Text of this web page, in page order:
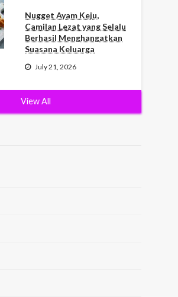
Nugget Ayam Keju,
Camilan Lezat yang Selalu
Berhasil Menghangatkan
Suasana Keluarga
July 21, 2026
View All